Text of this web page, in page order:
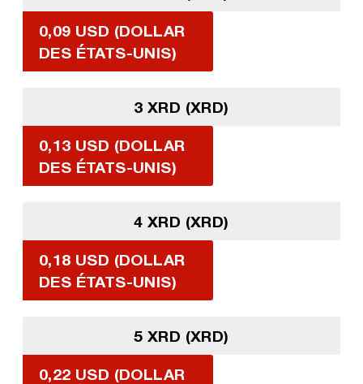
0,09 USD (DOLLAR
DES ÉTATS-UNIS)
3 XRD (XRD)
0,13 USD (DOLLAR
DES ÉTATS-UNIS)
4 XRD (XRD)
0,18 USD (DOLLAR
DES ÉTATS-UNIS)
5 XRD (XRD)
0,22 USD (DOLLAR